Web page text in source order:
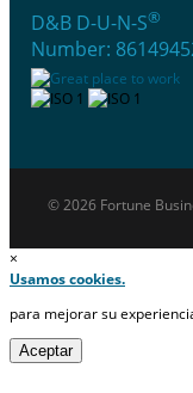
D&B D-U-N-S®
Number:
© 2026 Fortune
×
Usamos cookies.
para mejorar su
Aceptar